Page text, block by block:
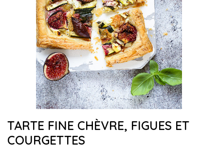
TARTE FINE CHÈVRE, FIGUES ET
COURGETTES